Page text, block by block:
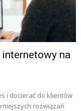
na
i docierać do klientów
rozwiązań